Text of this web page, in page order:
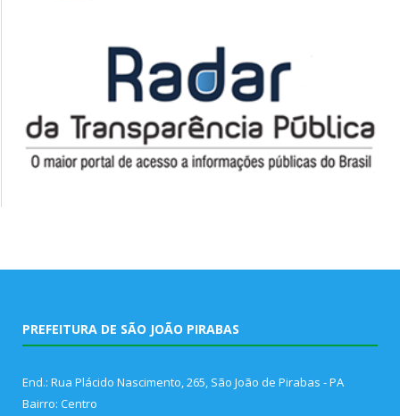
PREFEITURA DE SÃO JOÃO PIRABAS
End.: Rua Plácido Nascimento, 265, São João de Pirabas - PA
Bairro: Centro